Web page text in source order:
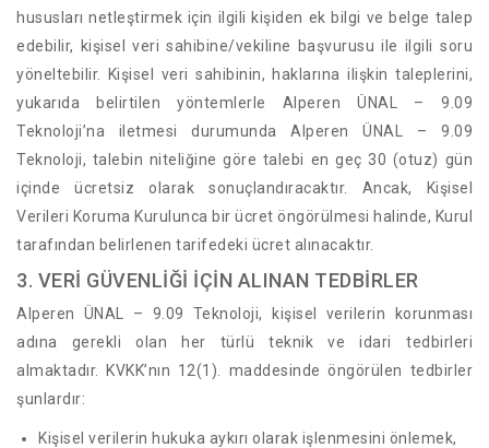
hususları netleştirmek için ilgili kişiden ek bilgi ve belge talep
edebilir, kişisel veri sahibine/vekiline başvurusu ile ilgili soru
yöneltebilir. Kişisel veri sahibinin, haklarına ilişkin taleplerini,
yukarıda belirtilen yöntemlerle Alperen ÜNAL – 9.09
Teknoloji’na iletmesi durumunda Alperen ÜNAL – 9.09
Teknoloji, talebin niteliğine göre talebi en geç 30 (otuz) gün
içinde ücretsiz olarak sonuçlandıracaktır. Ancak, Kişisel
Verileri Koruma Kurulunca bir ücret öngörülmesi halinde, Kurul
tarafından belirlenen tarifedeki ücret alınacaktır.
3. VERİ GÜVENLİĞİ İÇİN ALINAN TEDBİRLER
Alperen ÜNAL – 9.09 Teknoloji, kişisel verilerin korunması
adına gerekli olan her türlü teknik ve idari tedbirleri
almaktadır. KVKK’nın 12(1). maddesinde öngörülen tedbirler
şunlardır:
Kişisel verilerin hukuka aykırı olarak işlenmesini önlemek,